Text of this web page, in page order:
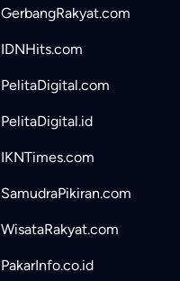
GerbangRakyat.com
IDNHits.com
PelitaDigital.com
PelitaDigital.id
IKNTimes.com
SamudraPikiran.com
WisataRakyat.com
PakarInfo.co.id